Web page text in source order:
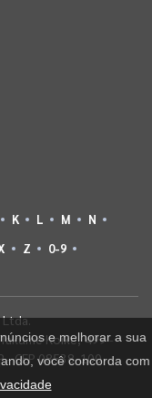
K L M
N
Z 0-9
Ltda.
Koike, 499 -
- CEP 08538-100
e melhorar a sua
você concorda com